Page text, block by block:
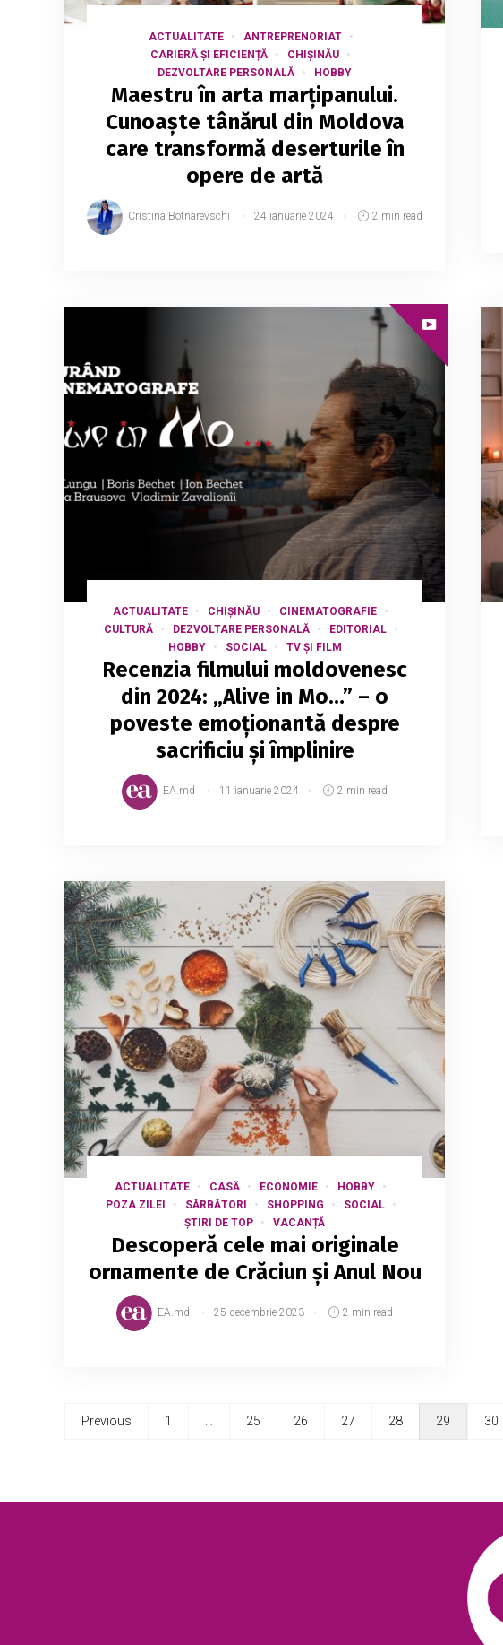
ACTUALITATE
ANTREPRENORIAT
CARIERĂ ȘI EFICIENȚĂ
CHIȘINĂU
DEZVOLTARE PERSONALĂ
HOBBY
Maestru în arta marțipanului.
Cunoaște tânărul din Moldova
care transformă deserturile în
opere de artă
Cristina Botnarevschi 24 ianuarie 2024 2 min read
ACTUALITATE CHIȘINĂU
CINEMATOGRAFIE
CULTURĂ
DEZVOLTARE PERSONALĂ
EDITORIAL
HOBBY
SOCIAL TV ȘI FILM
Recenzia filmului moldovenesc
din 2024: „Alive in Mo…” – o
poveste emoționantă despre
sacrificiu și împlinire
EA.md 11 ianuarie 2024 2 min read
ACTUALITATE CASĂ ECONOMIE
HOBBY
POZA ZILEI
SĂRBĂTORI SHOPPING
SOCIAL
ȘTIRI DE TOP
VACANȚĂ
Descoperă cele mai originale
ornamente de Crăciun și Anul Nou
EA.md 25 decembrie 2023 2 min read
Previous 1 25 26 27 28 29 30